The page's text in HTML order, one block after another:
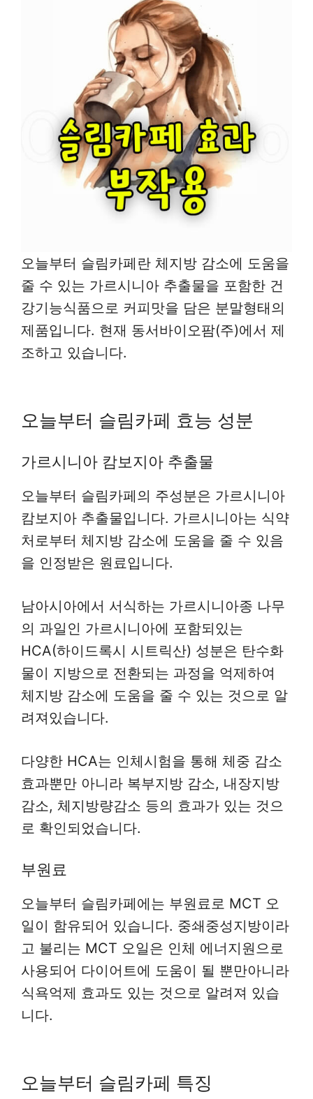
오늘부터 슬림카페란 체지방 감소에 도움을
줄 수 있는 가르시니아 추출물을 포함한 건
강기능식품으로 커피맛을 담은 분말형태의
제품입니다. 현재 동서바이오팜(주)에서 제
조하고 있습니다.
오늘부터 슬림카페 효능 성분
가르시니아 캄보지아 추출물
오늘부터 슬림카페의 주성분은 가르시니아
캄보지아 추출물입니다. 가르시니아는 식약
처로부터 체지방 감소에 도움을 줄 수 있음
을 인정받은 원료입니다.
남아시아에서 서식하는 가르시니아종 나무
의 과일인 가르시니아에 포함되있는
HCA(하이드록시 시트릭산) 성분은 탄수화
물이 지방으로 전환되는 과정을 억제하여
체지방 감소에 도움을 줄 수 있는 것으로 알
려져있습니다.
다양한 HCA는 인체시험을 통해 체중 감소
효과뿐만 아니라 복부지방 감소, 내장지방
감소, 체지방량감소 등의 효과가 있는 것으
로 확인되었습니다.
부원료
오늘부터 슬림카페에는 부원료로 MCT 오
일이 함유되어 있습니다. 중쇄중성지방이라
고 불리는 MCT 오일은 인체 에너지원으로
사용되어 다이어트에 도움이 될 뿐만아니라
식욕억제 효과도 있는 것으로 알려져 있습
니다.
오늘부터 슬림카페 특징